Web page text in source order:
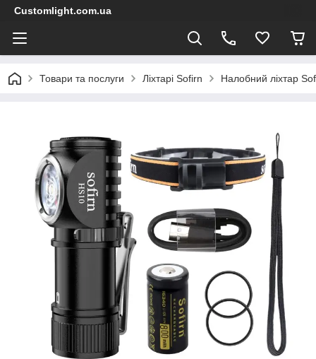
Customlight.com.ua
Товари та послуги Ліхтарі Sofirn Налобний ліхтар